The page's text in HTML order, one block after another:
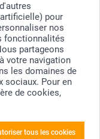
pour
nos
fonctionnalités
partageons
votre navigation
les domaines de
sociaux. Pour en
de cookies,
tous les cookies
Belgique
hors frais de port.